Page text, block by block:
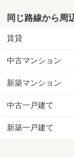
同じ路線から周
賃貸
中古マンション
新築マンション
中古一戸建て
新築一戸建て